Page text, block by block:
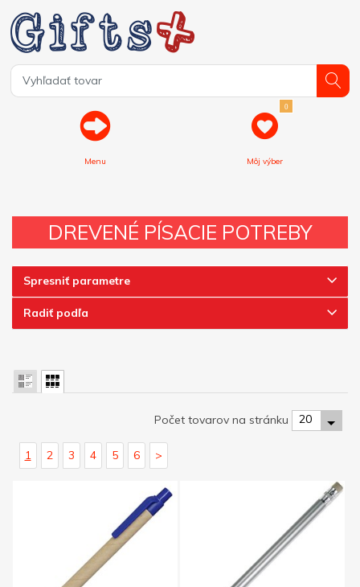
Menu
0
Môj výber
DREVENÉ PÍSACIE POTREBY
Spresniť parametre
Radiť podľa
Počet tovarov na stránku 20
1 2 3 4 5 6 >